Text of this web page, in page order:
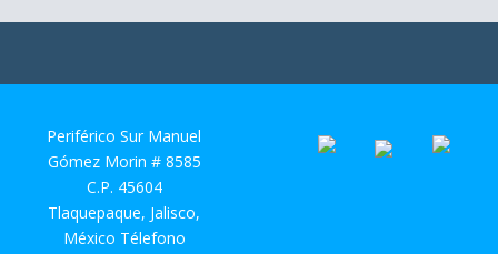
Periférico Sur Manuel
Gómez Morin # 8585
C.P. 45604
Tlaquepaque, Jalisco,
México Télefono